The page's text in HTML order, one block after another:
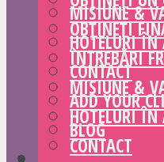
MISIUNE &
HOTELURI ÎN
CONTACT
ADD YOUR
BLOG
OBȚINEȚI
ÎNTREBĂRI
MISIUNE &
HOTELURI ÎN
CONTACT